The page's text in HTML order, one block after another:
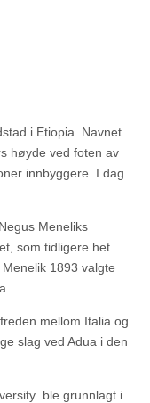
i Etiopia. Navnet
høyde ved foten av
innbyggere. I dag
Meneliks
som tidligere het
1893 valgte
mellom Italia og
slag ved Adua i den
ble grunnlagt i